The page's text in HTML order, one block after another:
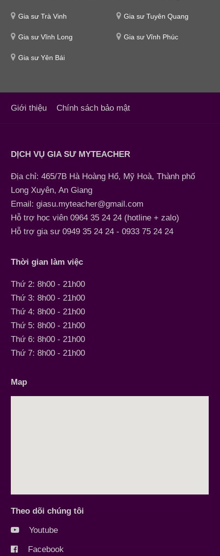
Gia sư Trà Vinh Gia sư Tuyên Quang
Gia sư Vĩnh Long Gia sư Vĩnh Phúc
Gia sư Yên Bái
Giới thiệu Chính sách bảo mật
DỊCH VỤ GIA SƯ MYTEACHER
Địa chỉ: 465/7B Hà Hoàng Hổ, Mỹ Hoà, Thành phố
Long Xuyên, An Giang
Email: giasu.myteacher@gmail.com
Hỗ trợ học viên 0964 35 24 24 (hotline + zalo)
Hỗ trợ gia sư 0949 35 24 24 - 0933 75 24 24
Thời gian làm việc
Thứ 2: 8h00 - 21h00
Thứ 3: 8h00 - 21h00
Thứ 4: 8h00 - 21h00
Thứ 5: 8h00 - 21h00
Thứ 6: 8h00 - 21h00
Thứ 7: 8h00 - 21h00
Map
Theo dõi chúng tôi
Youtube
Facebook